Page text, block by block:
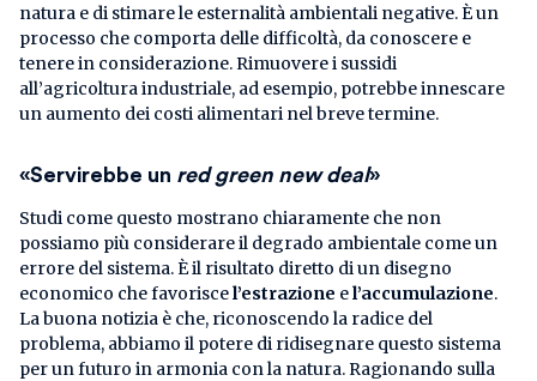
natura e di stimare le esternalità ambientali negative. È un
processo che comporta delle difficoltà, da conoscere e
tenere in considerazione. Rimuovere i sussidi
all’agricoltura industriale, ad esempio, potrebbe innescare
un aumento dei costi alimentari nel breve termine.
«Servirebbe un red green new deal»
Studi come questo mostrano chiaramente che non
possiamo più considerare il degrado ambientale come un
errore del sistema. È il risultato diretto di un disegno
economico che favoriscel’estrazione el’accumulazione.
La buona notizia è che, riconoscendo la radice del
problema, abbiamo il potere di ridisegnare questo sistema
per un futuro in armonia con la natura. Ragionando sulla